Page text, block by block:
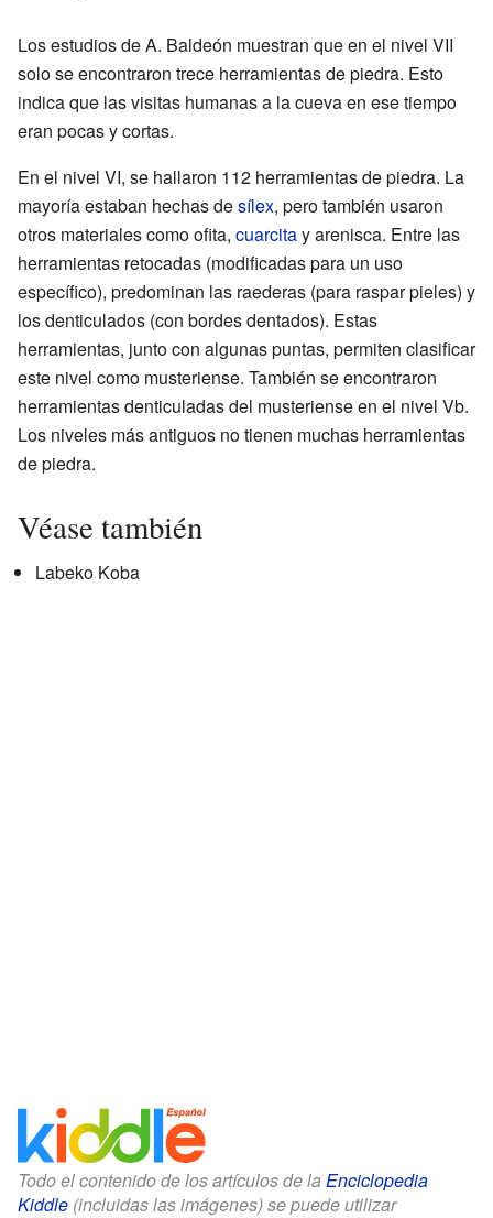
Los estudios de A. Baldeón muestran que en el nivel VII
solo se encontraron trece herramientas de piedra. Esto
indica que las visitas humanas a la cueva en ese tiempo
eran pocas y cortas.
En el nivel VI, se hallaron 112 herramientas de piedra. La
mayoría estaban hechas desílex, pero también usaron
otros materiales como ofita, cuarcitay arenisca. Entre las
herramientas retocadas (modificadas para un uso
específico), predominan las raederas (para raspar pieles) y
los denticulados (con bordes dentados). Estas
herramientas, junto con algunas puntas, permiten clasificar
este nivel como musteriense. También se encontraron
herramientas denticuladas del musteriense en el nivel Vb.
Los niveles más antiguos no tienen muchas herramientas
de piedra.
Véase también
Labeko Koba
Todo el contenido de los artículos de la Enciclopedia
Kiddle (incluidas las imágenes) se puede utilizar